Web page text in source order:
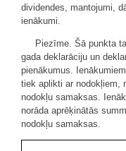
dividendes, mantojumi,
ienākumi.
Piezīme. Šā punkta
gada deklarāciju un
pienākumus.
tiek aplikti ar nodokļiem,
nodokļu samaksas.
norāda aprēķinātās
nodokļu samaksas.